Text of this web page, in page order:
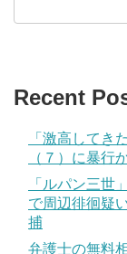
Recent
「激高してき
（７）に暴行
「ルパン三世
で周辺徘徊疑
捕
弁護士の無料